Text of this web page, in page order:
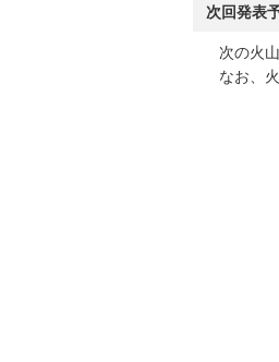
次回発表
次の火山
なお、火